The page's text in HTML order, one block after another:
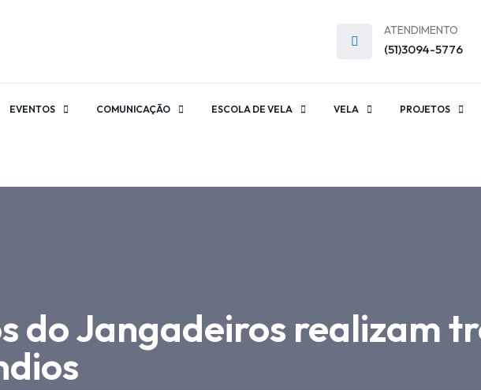
ATENDIMENTO
(51)3094-5776
EVENTOS COMUNICAÇÃO ESCOLA DE VELA VELA PROJETOS
do Jangadeiros realizam